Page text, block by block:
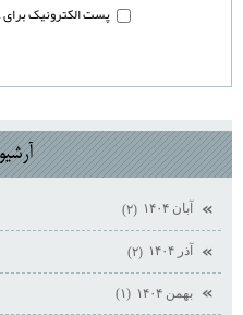
پست الکترونیک برای
آرشيو
آبان ۱۴۰۴ (۲)
آذر ۱۴۰۴ (۲)
بهمن ۱۴۰۴ (۱)